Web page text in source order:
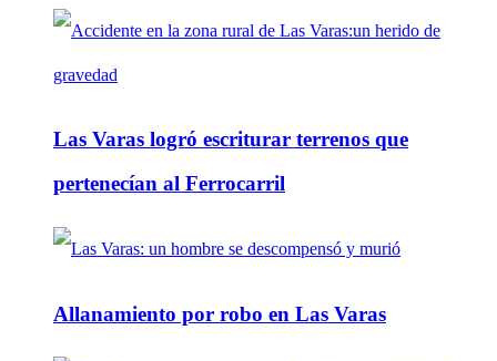
Las Varas logró escriturar terrenos que
pertenecían al Ferrocarril
Allanamiento por robo en Las Varas